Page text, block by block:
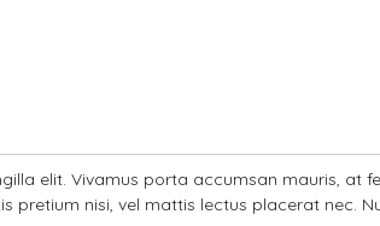
elit. Vivamus porta accumsan mauris,
nisi, vel mattis lectus placerat nec.